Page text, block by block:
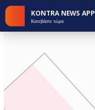
KONTRA NEWS APP
Κατεβάστε τώρα